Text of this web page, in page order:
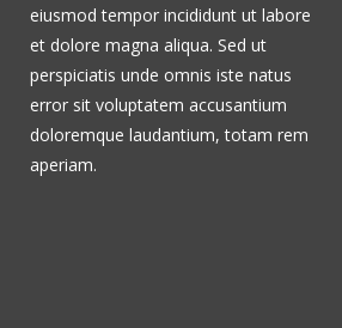
eiusmod tempor incididunt ut labore
et dolore magna aliqua. Sed ut
perspiciatis unde omnis iste natus
error sit voluptatem accusantium
doloremque laudantium, totam rem
aperiam.
accusantium doloremque laudantium,
totam rem aperiam.